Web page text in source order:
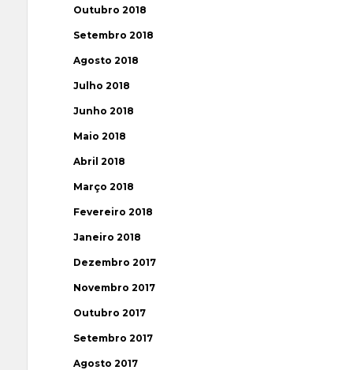
Outubro 2018
Setembro 2018
Agosto 2018
Julho 2018
Junho 2018
Maio 2018
Abril 2018
Março 2018
Fevereiro 2018
Janeiro 2018
Dezembro 2017
Novembro 2017
Outubro 2017
Setembro 2017
Agosto 2017